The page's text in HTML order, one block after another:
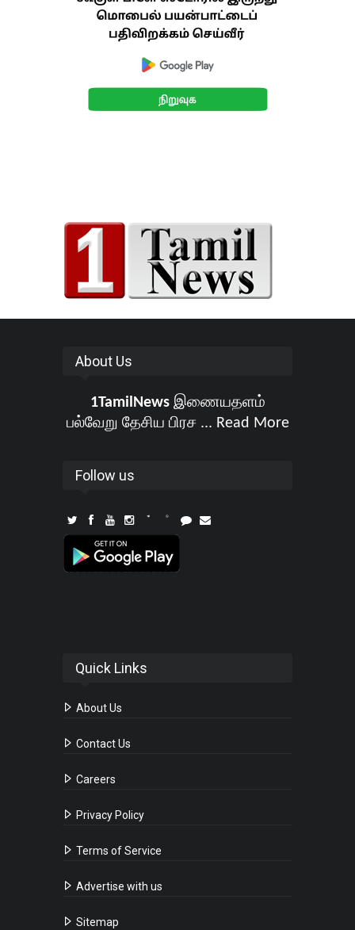
About Us
1TamilNewsஇணையதளம்
பல்வேறு தேசிய பிரச ... Read More
Follow us
Quick Links
About Us
Contact Us
Careers
Privacy Policy
Terms of Service
Advertise with us
Sitemap